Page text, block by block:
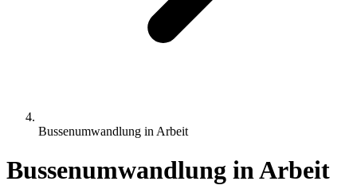
Bussenumwandlung in Arbeit
Bussenumwandlung in Arbeit